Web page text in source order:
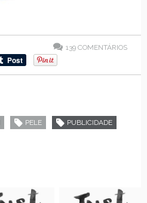
139 COMENTÁRIOS
PELE PUBLICIDADE